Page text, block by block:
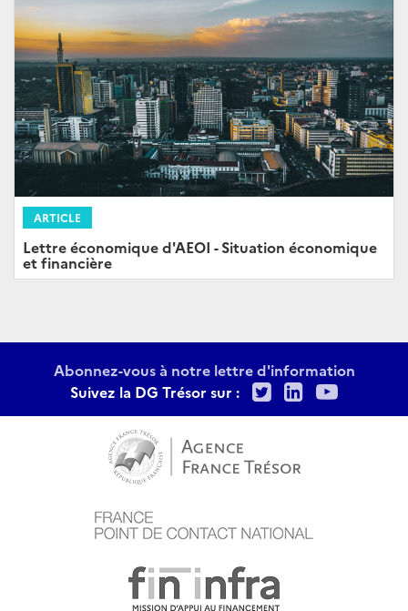
ARTICLE
Lettre économique d'AEOI - Situation économique
et financière
Abonnez-vous à notre lettre d'information
Suivez la DG Trésor sur :
TwitterLinkedIn